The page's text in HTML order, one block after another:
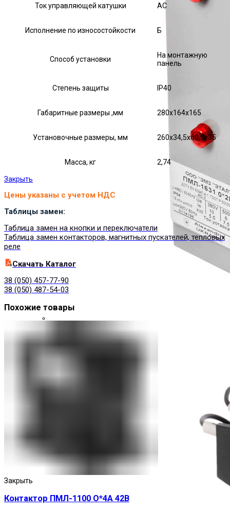
Ток управляющей катушки АС
Исполнение по износостойкости Б
Способ установки
На монтажную
панель
Степень защиты IP40
Габаритные размеры ,мм 280х164х165
Установочные размеры, мм 260х34,5х60,5х35
Масса, кг 2,74
Закрыть
Цены указаны с учетом НДС
Таблицы замен:
Таблица замен на кнопки и переключатели
Таблица замен контакторов, магнитных пускателей, тепловых
реле
Cкачать Каталог
38 (050) 457-77-90
38 (050) 487-54-03
Похожие товары
Закрыть
Контактор ПМЛ-1100 О*4А 42В